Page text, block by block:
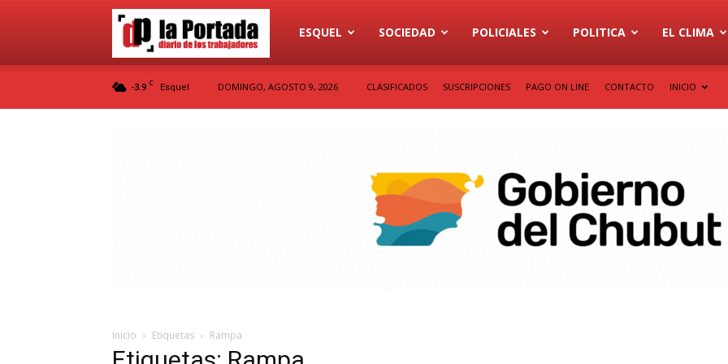
Diario
ESQUEL SOCIEDAD POLICIALES POLITICA EL CLIMA
-3.9 C Esquel DOMINGO, AGOSTO 9, 2026 CLASIFICADOS SUSCRIPCIONES PAGO ON LINE CONTACTO INICIO
Inicio Etiquetas Rampa